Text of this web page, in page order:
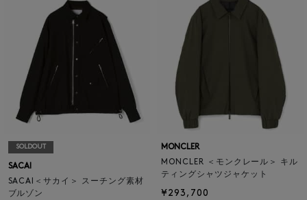
SOLDOUT
SACAI
SACAI＜サカイ＞ スーチング素材
ブルゾン
MONCLER
MONCLER ＜モンクレール＞ キル
ティングシャツジャケット
¥293,700